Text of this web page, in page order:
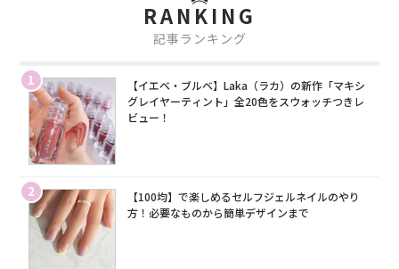
RANKING
記事ランキング
1
【イエベ・ブルベ】Laka（ラカ）の新作「マキシ
グレイヤーティント」全20色をスウォッチつきレ
ビュー！
2
【100均】で楽しめるセルフジェルネイルのやり
方！必要なものから簡単デザインまで